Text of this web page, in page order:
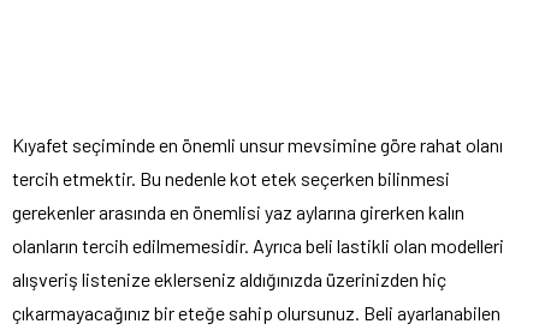
Kıyafet seçiminde en önemli unsur mevsimine göre rahat olanı
tercih etmektir. Bu nedenle kot etek seçerken bilinmesi
gerekenler arasında en önemlisi yaz aylarına girerken kalın
olanların tercih edilmemesidir. Ayrıca beli lastikli olan modelleri
alışveriş listenize eklerseniz aldığınızda üzerinizden hiç
çıkarmayacağınız bir eteğe sahip olursunuz. Beli ayarlanabilen